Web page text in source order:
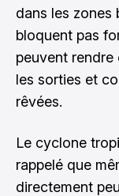
dans les zones
bloquent pas
peuvent rendre
les sorties et
rêvées.
Le cyclone
rappelé que
directement